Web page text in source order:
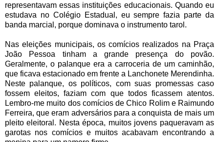
representavam essas instituições educacionais. Quando eu
estudava no Colégio Estadual, eu sempre fazia parte da
banda marcial, porque dominava o instrumento tarol.
Nas eleições municipais, os comícios realizados na Praça
João Pessoa tinham a grande presença do povão.
Geralmente, o palanque era a carroceria de um caminhão,
que ficava estacionado em frente a Lanchonete Merendinha.
Neste palanque, os políticos, com suas promessas caso
fossem eleitos, faziam com que todos ficassem atentos.
Lembro-me muito dos comícios de Chico Rolim e Raimundo
Ferreira, que eram adversários para a conquista de mais um
pleito eleitoral. Nesta época, muitos jovens paqueravam as
garotas nos comícios e muitos acabavam encontrando a